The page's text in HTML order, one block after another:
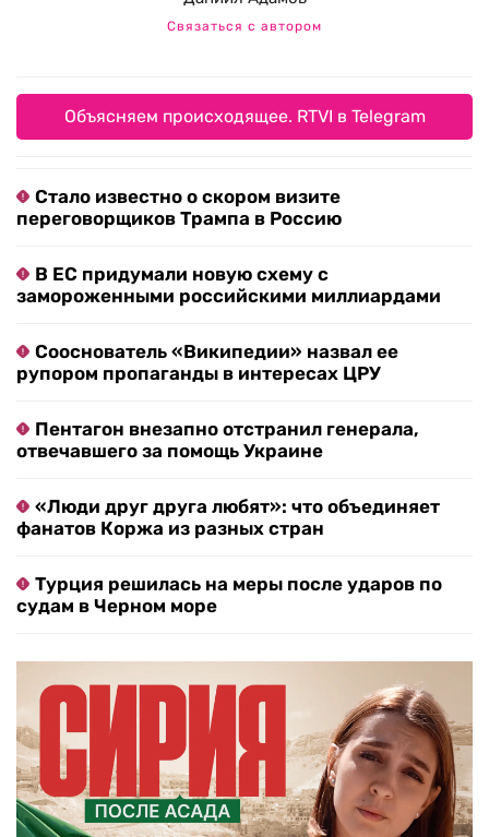
Связаться с автором
Объясняем происходящее. RTVI в Telegram
Стало известно о скором визите
переговорщиков Трампа в Россию
В ЕС придумали новую схему с
замороженными российскими миллиардами
Сооснователь «Википедии» назвал ее
рупором пропаганды в интересах ЦРУ
Пентагон внезапно отстранил генерала,
отвечавшего за помощь Украине
«Люди друг друга любят»: что объединяет
фанатов Коржа из разных стран
Турция решилась на меры после ударов по
судам в Черном море